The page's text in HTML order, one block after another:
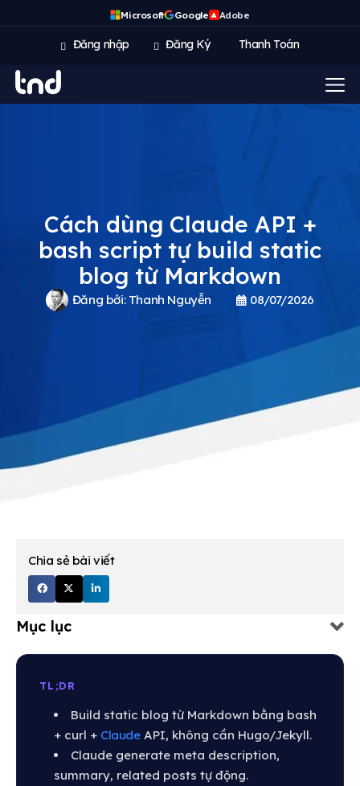
Microsoft Google A Adobe
Đăng nhập Đăng Ký Thanh Toán
Cách dùng Claude API +
bash script tự build static
blog từ Markdown
Đăng bởi: Thanh Nguyễn 08/07/2026
Chia sẻ bài viết
Mục lục
TL;DR
Build static blog từ Markdown bằng bash
+ curl + ClaudeAPI, không cần Hugo/Jekyll.
Claude generate meta description,
summary, related posts tự động.